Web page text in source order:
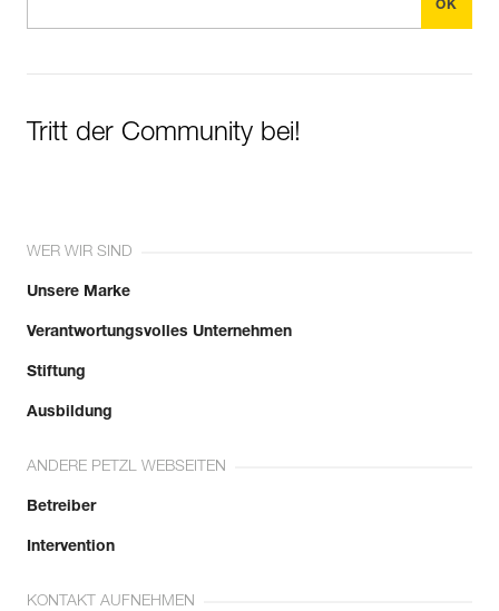
Tritt der Community bei!
WER WIR SIND
Unsere Marke
Verantwortungsvolles Unternehmen
Stiftung
Ausbildung
ANDERE PETZL WEBSEITEN
Betreiber
Intervention
KONTAKT AUFNEHMEN